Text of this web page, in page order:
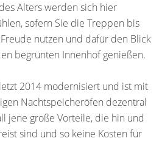
Alters werden sich hier
sofern Sie die Treppen bis
nutzen und dafür den Blick
begrünten Innenhof genießen.
2014 modernisiert und ist mit
Nachtspeicheröfen dezentral
jene große Vorteile, die hin und
sind und so keine Kosten für